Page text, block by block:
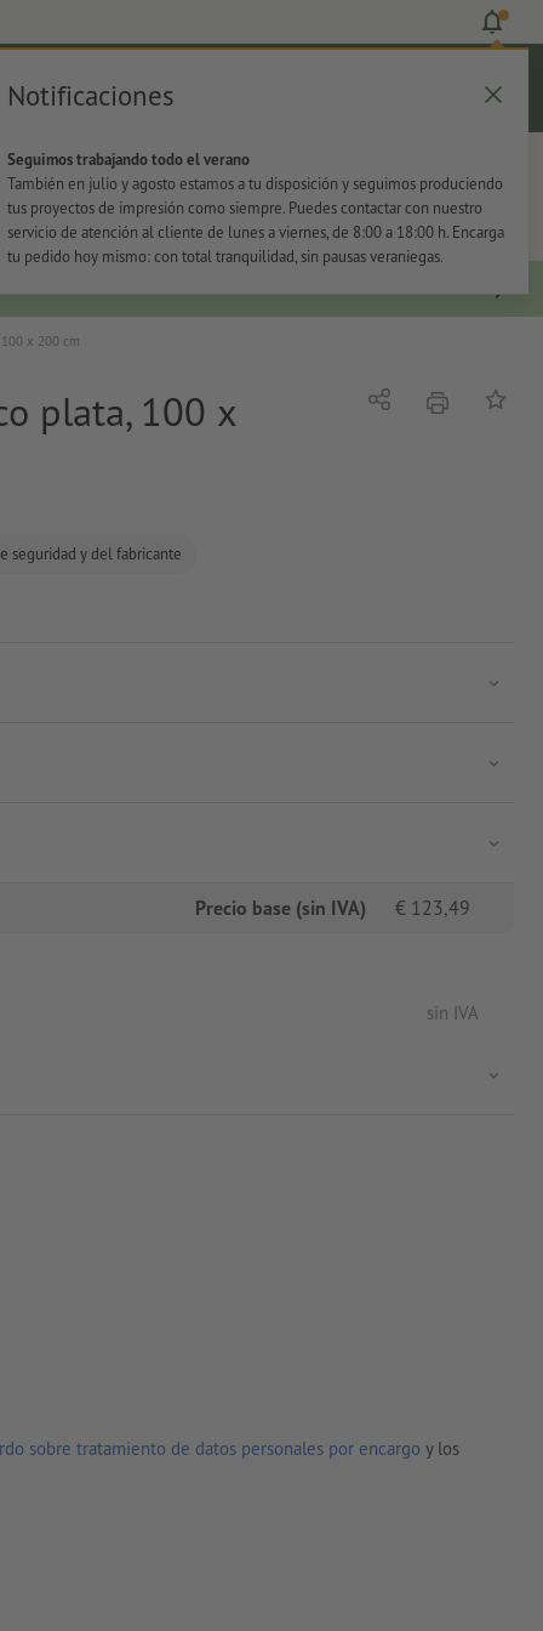
Notificaciones
Seguimos trabajando todo el verano
También en julio y agosto estamos a tu disposición y seguimos produciendo
tus proyectos de impresión como siempre. Puedes contactar con nuestro
servicio de atención al cliente de lunes a viernes, de 8:00 a 18:00 h. Encarga
tu pedido hoy mismo: con total tranquilidad, sin pausas veraniegas.
Cesta
Oficina Adhesivos
x 200 cm
plata, 100 x
seguridad y del fabricante
CompartirimprimirAñadir
Precio base (sin IVA) € 123,49
sin IVA
sobre tratamiento de datos personales por encargo y los